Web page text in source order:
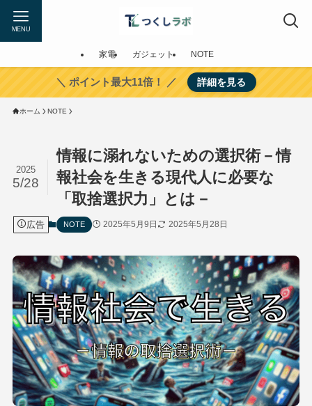
MENU
家電 ガジェット NOTE
＼ ポイント最大11倍！ ／ 詳細を見る
ホーム NOTE
情報に溺れないための選択術－情
報社会を生きる現代人に必要な
「取捨選択力」とは－
2025
5/28
広告 NOTE 2025年5月9日 2025年5月28日